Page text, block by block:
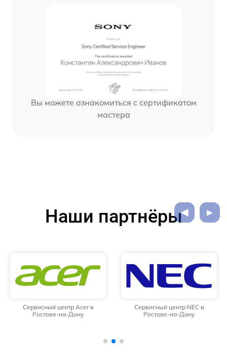
Вы можете ознакомиться с сертификатом
мастера
Наши партнёры
Сервисный центр Acer в
Ростове-на-Дону
Сервисный центр NEC в
Ростове-на-Дону